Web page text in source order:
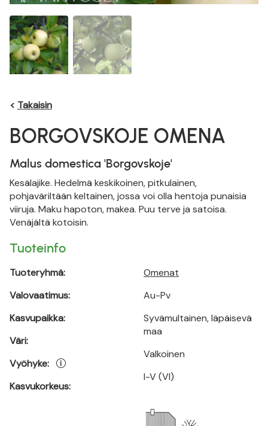
< Takaisin
BORGOVSKOJE OMENA
Malus domestica 'Borgovskoje'
Kesälajike. Hedelmä keskikoinen, pitkulainen,
pohjaväriltään keltainen, jossa voi olla hentoja punaisia
viiruja. Maku hapoton, makea. Puu terve ja satoisa.
Venäjältä kotoisin.
Tuoteinfo
Tuoteryhmä:
Valovaatimus:
Kasvupaikka:
Väri:
Vyöhyke:
Kasvukorkeus:
Omenat
Au-Pv
Syvämultainen, läpäisevä
maa
Valkoinen
I-V (VI)